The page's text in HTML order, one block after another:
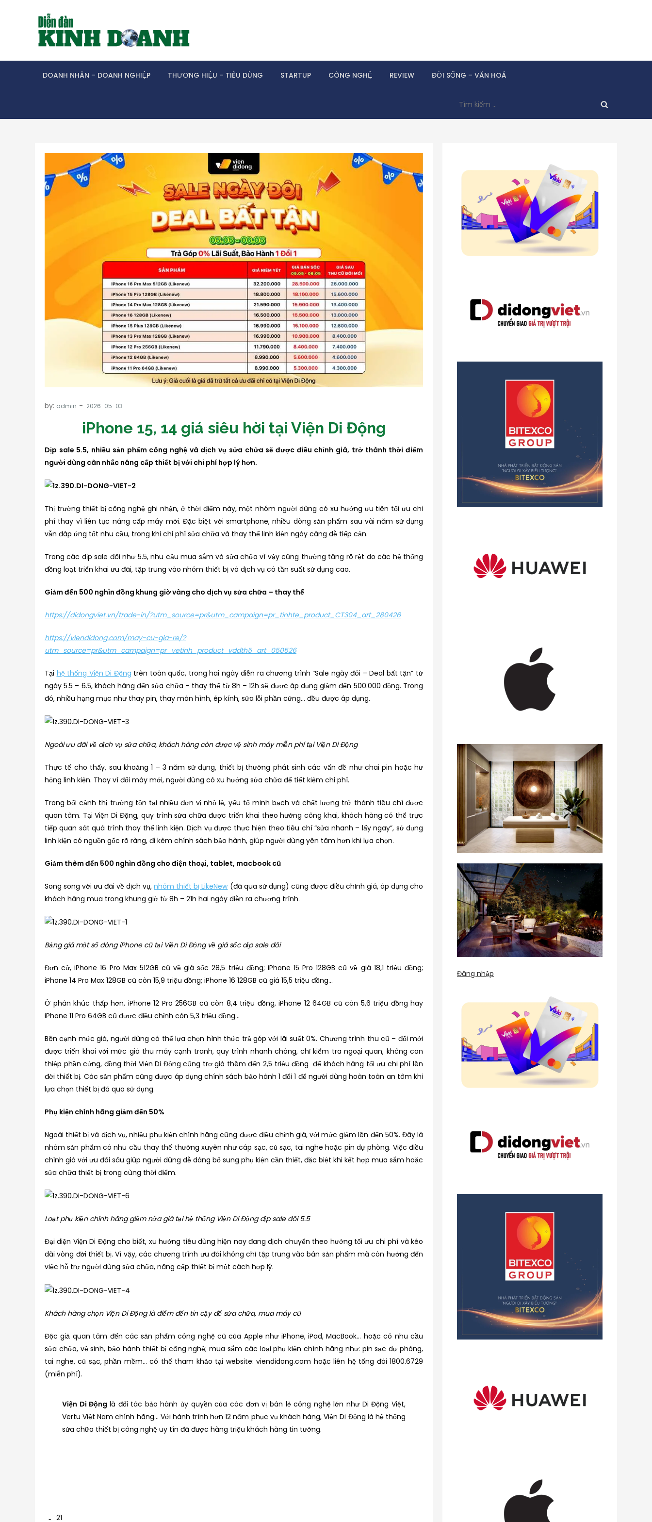
DOANH NHÂN – DOANH NGHIỆP THƯƠNG HIỆU – TIÊU DÙNG STARTUP CÔNG NGHỆ REVIEW ĐỜI SỐNG – VĂN HOÁ
kiếm
cho:
by: admin
iPhone 15, 14 giá siêu hời tại Viện Di Động
Dịp sale 5.5, nhiều sản phẩm công nghệ và dịch vụ sửa chữa sẽ được điều chỉnh giá, trở thành thời điểm
người dùng cân nhắc nâng cấp thiết bị với chi phí hợp lý hơn.
Thị trường thiết bị công nghệ ghi nhận, ở thời điểm này, một nhóm người dùng có xu hướng ưu tiên tối ưu chi
phí thay vì liên tục nâng cấp máy mới. Đặc biệt với smartphone, nhiều dòng sản phẩm sau vài năm sử dụng
vẫn đáp ứng tốt nhu cầu, trong khi chi phí sửa chữa và thay thế linh kiện ngày càng dễ tiếp cận.
Trong các dịp sale đôi như 5.5, nhu cầu mua sắm và sửa chữa vì vậy cũng thường tăng rõ rệt do các hệ thống
đồng loạt triển khai ưu đãi, tập trung vào nhóm thiết bị và dịch vụ có tần suất sử dụng cao.
Giảm đến 500 nghìn đồng khung giờ vàng cho dịch vụ sửa chữa – thay thế
https://didongviet.vn/trade-in/?utm_source=pr&utm_campaign=pr_tinhte_product_CT304_art_280426
https://viendidong.com/may-cu-gia-re/?
utm_source=pr&utm_campaign=pr_vetinh_product_vddth5_art_050526
Tại hệ thống Viện Di Động trên toàn quốc, trong hai ngày diễn ra chương trình “Sale ngày đôi – Deal bất tận” từ
ngày 5.5 – 6.5, khách hàng đến sửa chữa – thay thế từ 8h – 12h sẽ được áp dụng giảm đến 500.000 đồng. Trong
đó, nhiều hạng mục như thay pin, thay màn hình, ép kính, sửa lỗi phần cứng… đều được áp dụng.
Ngoài ưu đãi về dịch vụ sửa chữa, khách hàng còn được vệ sinh máy miễn phí tại Viện Di Động
Thực tế cho thấy, sau khoảng 1 – 3 năm sử dụng, thiết bị thường phát sinh các vấn đề như chai pin hoặc hư
hỏng linh kiện. Thay vì đổi máy mới, người dùng có xu hướng sửa chữa để tiết kiệm chi phí.
Trong bối cảnh thị trường tồn tại nhiều đơn vị nhỏ lẻ, yếu tố minh bạch và chất lượng trở thành tiêu chí được
quan tâm. Tại Viện Di Động, quy trình sửa chữa được triển khai theo hướng công khai, khách hàng có thể trực
tiếp quan sát quá trình thay thế linh kiện. Dịch vụ được thực hiện theo tiêu chí “sửa nhanh – lấy ngay”, sử dụng
linh kiện có nguồn gốc rõ ràng, đi kèm chính sách bảo hành, giúp người dùng yên tâm hơn khi lựa chọn.
Giảm thêm đến 500 nghìn đồng cho điện thoại, tablet, macbook cũ
Song song với ưu đãi về dịch vụ,nhóm thiết bị LikeNew(đã qua sử dụng) cũng được điều chỉnh giá, áp dụng cho
khách hàng mua trong khung giờ từ 8h – 21h hai ngày diễn ra chương trình.
Bảng giá một số dòng iPhone cũ tại Viện Di Động về giá sốc dịp sale đôi
Đơn cử, iPhone 16 Pro Max 512GB cũ về giá sốc 28,5 triệu đồng; iPhone 15 Pro 128GB cũ về giá 18,1 triệu đồng;
iPhone 14 Pro Max 128GB cũ còn 15,9 triệu đồng; iPhone 16 128GB cũ giá 15,5 triệu đồng…
Ở phân khúc thấp hơn, iPhone 12 Pro 256GB cũ còn 8,4 triệu đồng, iPhone 12 64GB cũ còn 5,6 triệu đồng hay
iPhone 11 Pro 64GB cũ được điều chỉnh còn 5,3 triệu đồng…
Bên cạnh mức giá, người dùng có thể lựa chọn hình thức trả góp với lãi suất 0%. Chương trình thu cũ – đổi mới
được triển khai với mức giá thu máy cạnh tranh, quy trình nhanh chóng, chỉ kiểm tra ngoại quan, không can
thiệp phần cứng, đồng thời Viện Di Động cũng trợ giá thêm đến 2,5 triệu đồng để khách hàng tối ưu chi phí lên
đời thiết bị. Các sản phẩm cũng được áp dụng chính sách bảo hành 1 đổi 1 để người dùng hoàn toàn an tâm khi
lựa chọn thiết bị đã qua sử dụng.
Phụ kiện chính hãng giảm đến 50%
Ngoài thiết bị và dịch vụ, nhiều phụ kiện chính hãng cũng được điều chỉnh giá, với mức giảm lên đến 50%. Đây là
nhóm sản phẩm có nhu cầu thay thế thường xuyên như cáp sạc, củ sạc, tai nghe hoặc pin dự phòng. Việc điều
chỉnh giá với ưu đãi sâu giúp người dùng dễ dàng bổ sung phụ kiện cần thiết, đặc biệt khi kết hợp mua sắm hoặc
sửa chữa thiết bị trong cùng thời điểm.
Loạt phụ kiện chính hãng giảm nửa giá tại hệ thống Viện Di Động dịp sale đôi 5.5
Đại diện Viện Di Động cho biết, xu hướng tiêu dùng hiện nay đang dịch chuyển theo hướng tối ưu chi phí và kéo
dài vòng đời thiết bị. Vì vậy, các chương trình ưu đãi không chỉ tập trung vào bán sản phẩm mà còn hướng đến
việc hỗ trợ người dùng sửa chữa, nâng cấp thiết bị một cách hợp lý.
Khách hàng chọn Viện Di Động là điểm đến tin cậy để sửa chữa, mua máy cũ
Độc giả quan tâm đến các sản phẩm công nghệ cũ của Apple như iPhone, iPad, MacBook… hoặc có nhu cầu
sửa chữa, vệ sinh, bảo hành thiết bị công nghệ; mua sắm các loại phụ kiện chính hãng như: pin sạc dự phòng,
tai nghe, củ sạc, phần mềm… có thể tham khảo tại website: viendidong.com hoặc liên hệ tổng đài 1800.6729
(miễn phí).
Viện Di Động là đối tác bảo hành ủy quyền của các đơn vị bán lẻ công nghệ lớn như Di Động Việt,
Vertu Việt Nam chính hãng… Với hành trình hơn 12 năm phục vụ khách hàng, Viện Di Động là hệ thống
sửa chữa thiết bị công nghệ uy tín đã được hàng triệu khách hàng tin tưởng.
21
Đăng nhập